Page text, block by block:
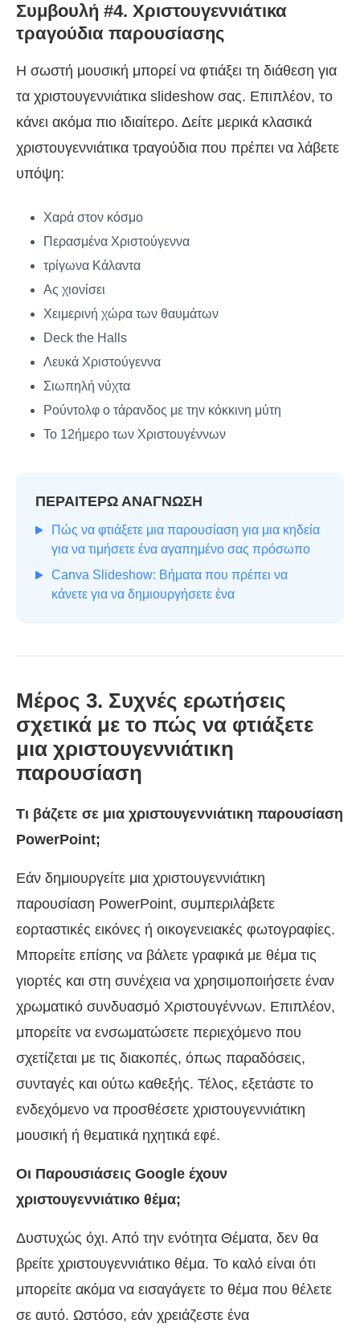
Συμβουλή #4. Χριστουγεννιάτικα
τραγούδια παρουσίασης
Η σωστή μουσική μπορεί να φτιάξει τη διάθεση για
τα χριστουγεννιάτικα slideshow σας. Επιπλέον, το
κάνει ακόμα πιο ιδιαίτερο. Δείτε μερικά κλασικά
χριστουγεννιάτικα τραγούδια που πρέπει να λάβετε
υπόψη:
Χαρά στον κόσμο
Περασμένα Χριστούγεννα
τρίγωνα Κάλαντα
Ας χιονίσει
Χειμερινή χώρα των θαυμάτων
Deck the Halls
Λευκά Χριστούγεννα
Σιωπηλή νύχτα
Ρούντολφ ο τάρανδος με την κόκκινη μύτη
Το 12ήμερο των Χριστουγέννων
ΠΕΡΑΙΤΕΡΩ ΑΝΑΓΝΩΣΗ
Πώς να φτιάξετε μια παρουσίαση για μια κηδεία
για να τιμήσετε ένα αγαπημένο σας πρόσωπο
Canva Slideshow: Βήματα που πρέπει να
κάνετε για να δημιουργήσετε ένα
Μέρος 3. Συχνές ερωτήσεις
σχετικά με το πώς να φτιάξετε
μια χριστουγεννιάτικη
παρουσίαση
Τι βάζετε σε μια χριστουγεννιάτικη παρουσίαση
PowerPoint;
Εάν δημιουργείτε μια χριστουγεννιάτικη
παρουσίαση PowerPoint, συμπεριλάβετε
εορταστικές εικόνες ή οικογενειακές φωτογραφίες.
Μπορείτε επίσης να βάλετε γραφικά με θέμα τις
γιορτές και στη συνέχεια να χρησιμοποιήσετε έναν
χρωματικό συνδυασμό Χριστουγέννων. Επιπλέον,
μπορείτε να ενσωματώσετε περιεχόμενο που
σχετίζεται με τις διακοπές, όπως παραδόσεις,
συνταγές και ούτω καθεξής. Τέλος, εξετάστε το
ενδεχόμενο να προσθέσετε χριστουγεννιάτικη
μουσική ή θεματικά ηχητικά εφέ.
Οι Παρουσιάσεις Google έχουν
χριστουγεννιάτικο θέμα;
Δυστυχώς όχι. Από την ενότητα Θέματα, δεν θα
βρείτε χριστουγεννιάτικο θέμα. Το καλό είναι ότι
μπορείτε ακόμα να εισαγάγετε το θέμα που θέλετε
σε αυτό. Ωστόσο, εάν χρειάζεστε ένα